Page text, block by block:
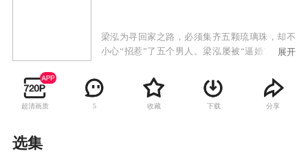
梁泓为寻回家之路，必须集齐五颗琉璃珠，却不
小心“招惹”了五个男人。梁泓屡被“逼婚”，不但
成了建康城里的女版“韦小宝”。
展开
超清画质 5 收藏 下载 分享
选集